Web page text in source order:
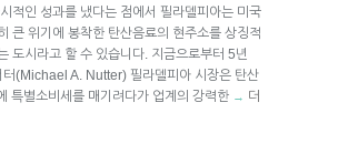
적인 성과를 냈다는 점에서 필라델피아는 미국
큰 위기에 봉착한 탄산음료의 현주소를 상징적
도시라고 할 수 있습니다. 지금으로부터 5년
터(Michael A. Nutter) 필라델피아 시장은 탄산
특별소비세를 매기려다가 업계의 강력한 → 더